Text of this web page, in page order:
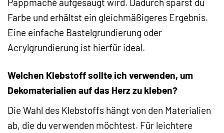
Farbe und erhältst ein gleichmäßigeres Ergebnis.
Eine einfache Bastelgrundierung oder
Acrylgrundierung ist hierfür ideal.
Welchen Klebstoff sollte ich verwenden, um
Dekomaterialien auf das Herz zu kleben?
Die Wahl des Klebstoffs hängt von den Materialien
ab, die du verwenden möchtest. Für leichtere